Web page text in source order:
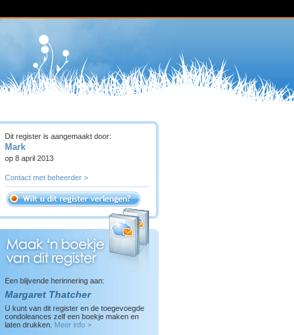
Dit register is aangemaakt door:
Mark
op 8 april 2013
Contact met beheerder >
Een blijvende herinnering aan:
Margaret Thatcher
U kunt van dit register en de toegevoegde
condoleances zelf een boekje maken en
laten drukken.
Meer info >